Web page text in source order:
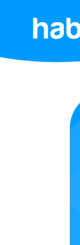
Accueil